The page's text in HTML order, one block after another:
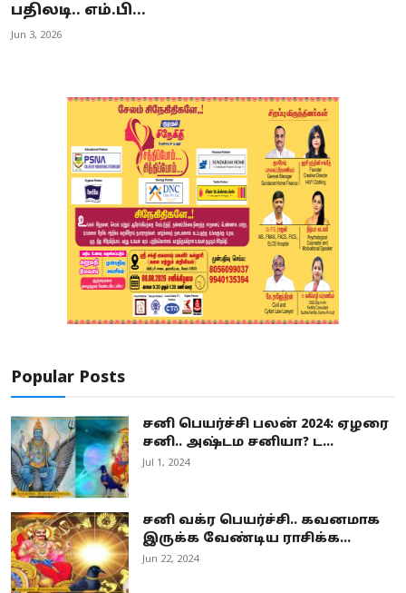
பதிலடி.. எம்.பி...
Jun 3, 2026
Popular Posts
சனி பெயர்ச்சி பலன் 2024: ஏழரை
சனி.. அஷ்டம சனியா? ட...
Jul 1, 2024
சனி வக்ர பெயர்ச்சி.. கவனமாக
இருக்க வேண்டிய ராசிக்க...
Jun 22, 2024